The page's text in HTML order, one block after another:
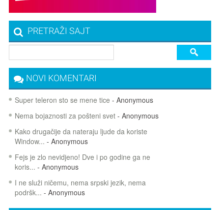
PRETRAŽI SAJT
NOVI KOMENTARI
Super teleron sto se mene tice - Anonymous
Nema bojaznosti za pošteni svet- Anonymous
Kako drugačije da nateraju ljude da koriste
Window... - Anonymous
Fejs je zlo nevidjeno! Dve i po godine ga ne
koris... - Anonymous
I ne služi ničemu, nema srpski jezik, nema
podršk... - Anonymous